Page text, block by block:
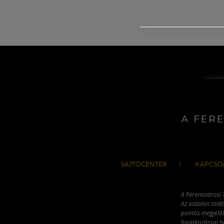
A
SAJTÓCENTER
A
Az oldalon
pontos
hivatkozással